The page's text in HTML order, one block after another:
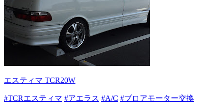
エスティマ TCR20W
#TCRエスティマ #アエラス #A/C #ブロアモーター交換